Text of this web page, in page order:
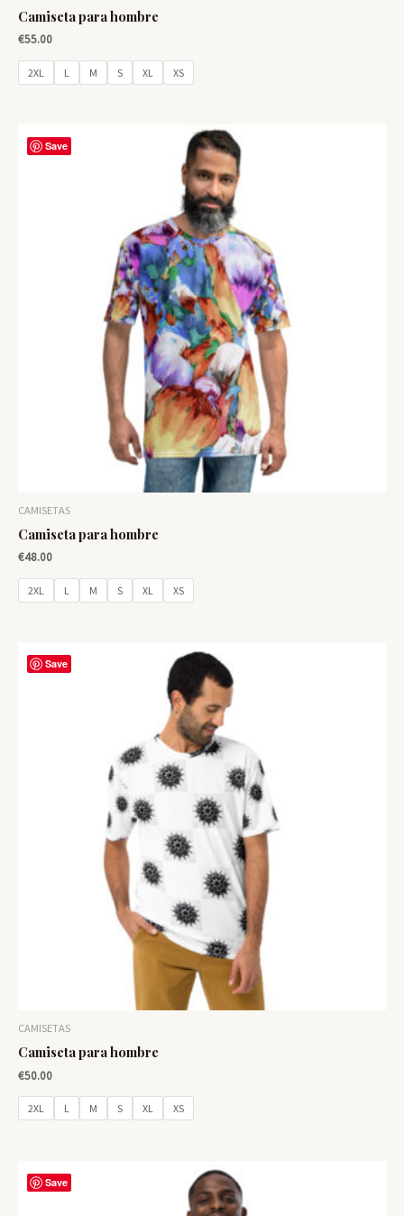
Camiseta para hombre
€55.00
2XL L M S XL XS
Save
CAMISETAS
Camiseta para hombre
€48.00
2XL L M S XL XS
Save
CAMISETAS
Camiseta para hombre
€50.00
2XL L M S XL XS
Save